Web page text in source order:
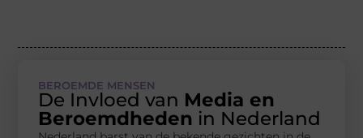
BEROEMDE MENSEN
De Invloed van Media en
Beroemdheden in Nederland